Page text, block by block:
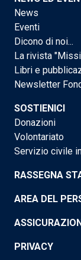
News
Eventi
Dicono di noi...
La rivista
Libri e
Newsletter
SOSTIENICI
Donazioni
Volontariato
Servizio civile
RASSEGNA
AREA DEL
PRIVACY